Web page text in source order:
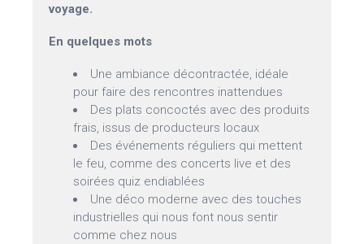
voyage.
En quelques mots
Une ambiance décontractée, idéale
pour faire des rencontres inattendues
Des plats concoctés avec des produits
frais, issus de producteurs locaux
Des événements réguliers qui mettent
le feu, comme des concerts live et des
soirées quiz endiablées
Une déco moderne avec des touches
industrielles qui nous font nous sentir
comme chez nous